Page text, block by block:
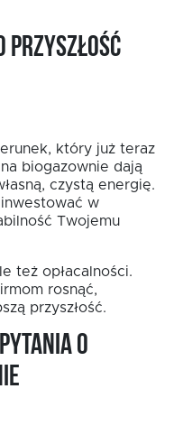
przyszłość
który już teraz
biogazownie dają
czystą energię.
w
Twojemu
też opłacalności.
rosnąć,
przyszłość.
o